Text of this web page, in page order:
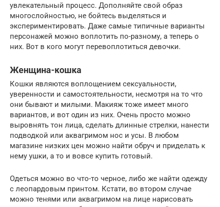
увлекательный процесс. Дополняйте свой образ
многослойностью, не бойтесь выделяться и
экспериментировать. Даже самые типичные варианты
персонажей можно воплотить по-разному, а теперь о
них. Вот в кого могут перевоплотиться девочки.
Женщина-кошка
Кошки являются воплощением сексуальности,
уверенности и самостоятельности, несмотря на то что
они бывают и милыми. Макияж тоже имеет много
вариантов, и вот один из них. Очень просто можно
выровнять тон лица, сделать длинные стрелки, нанести
подводкой или аквагримом нос и усы. В любом
магазине низких цен можно найти обруч и приделать к
нему ушки, а то и вовсе купить готовый.
Одеться можно во что-то черное, либо же найти одежду
с леопардовым принтом. Кстати, во втором случае
можно тенями или аквагримом на лице нарисовать